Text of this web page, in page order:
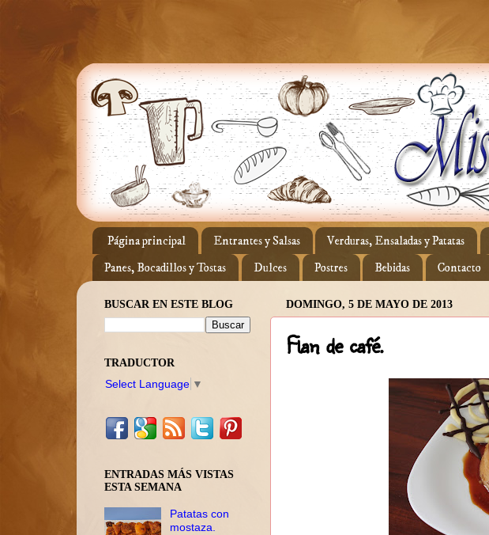
Página principal Entrantes y Salsas Verduras, Ensaladas y Patatas
Panes, Bocadillos y Tostas
Dulces Postres Bebidas Contacto
DOMINGO, 5 DE MAYO DE 2013
Flan de café.
BUSCAR EN ESTE BLOG
TRADUCTOR
Select Language ▼
ENTRADAS MÁS VISTAS
ESTA SEMANA
Patatas con
mostaza.